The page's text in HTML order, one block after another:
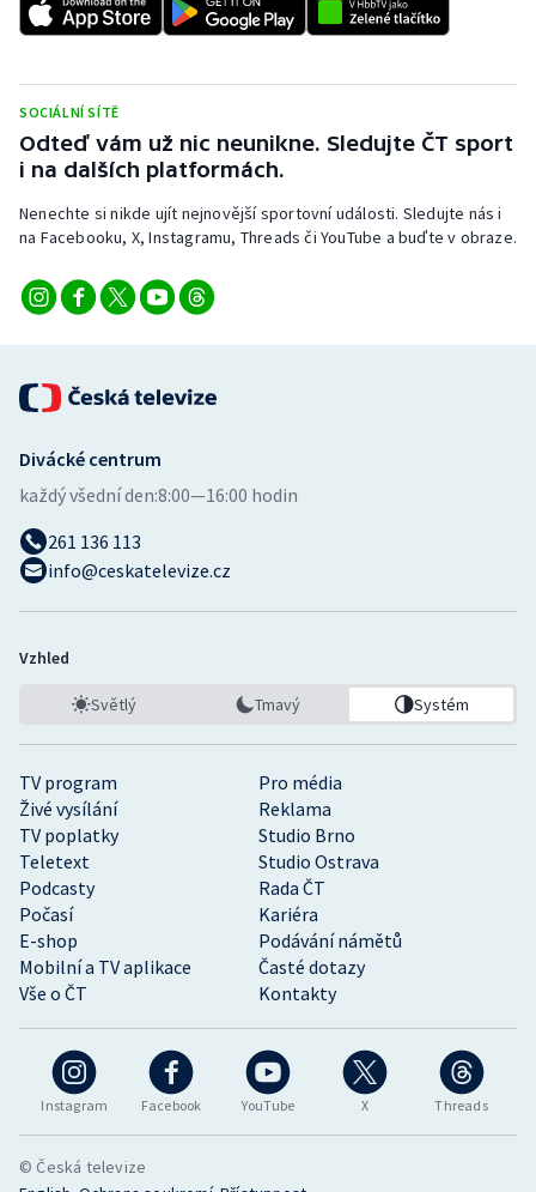
Short track
Sportovní střelba
Stolní tenis
Veslování
Vodní slalom
SOCIÁLNÍ SÍTĚ
Odteď vám už nic neunikne. Sledujte ČT sport
i na dalších platformách.
Nenechte si nikde ujít nejnovější sportovní události. Sledujte nás i
na Facebooku, X, Instagramu, Threads či YouTube a buďte v obraze.
Instagram Facebook YouTube X Threads
TV program
Pro média
Živé vysílání
Reklama
TV poplatky
Studio Brno
Teletext
Studio Ostrava
Podcasty
Rada ČT
Počasí
Kariéra
E-shop
Podávání námětů
Mobilní a TV aplikace
Časté dotazy
Vše o ČT
Kontakty
Divácké centrum
každý všední den:8:00—16:00 hodin
261 136 113
info@ceskatelevize.cz
Vzhled
Světlý Tmavý Systém
© Česká televize